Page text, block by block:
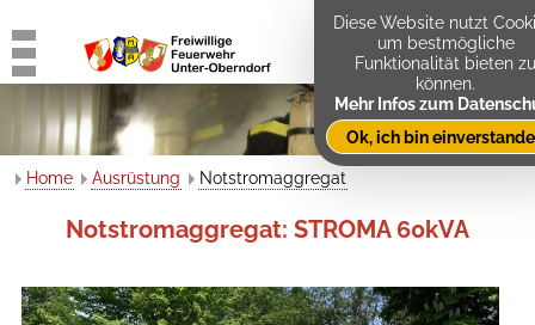
Home Ausrüstung Notstromaggregat
Notstromaggregat: STROMA 60kVA
Diese Website nutzt
um bestmögliche
Funktionalität bieten zu
können.
Mehr Infos zum
Ok, ich bin